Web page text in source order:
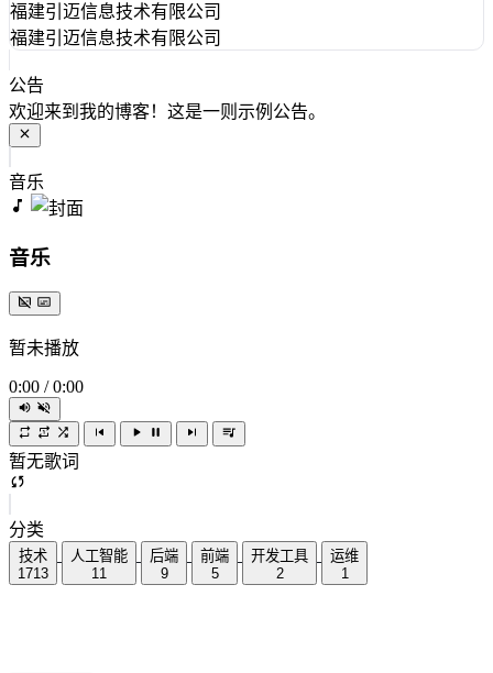
福建引迈信息技术有限公司
福建引迈信息技术有限公司
公告
欢迎来到我的博客！这是一则示例公告。
音乐
音乐
暂未播放
0:00 / 0:00
暂无歌词
分类
技术
1713
人工智能
11
后端
9
前端
5
开发工具
2
运维
1